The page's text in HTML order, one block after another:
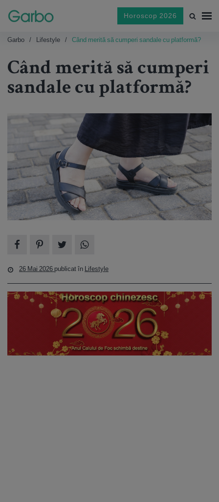
Horoscop 2026
Garbo Lifestyle Când merită să cumperi sandale cu platformă?
Când merită să cumperi
sandale cu platformă?
26 Mai 2026 publicat în Lifestyle